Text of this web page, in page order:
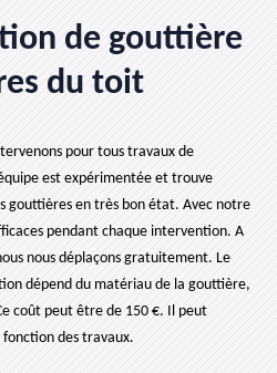
de gouttière
du toit
pour tous travaux de
est expérimentée et trouve
gouttières en très bon état. Avec notre
pendant chaque intervention. A
nous déplaçons gratuitement. Le
dépend du matériau de la gouttière,
coût peut être de 150 €. Il peut
fonction des travaux.